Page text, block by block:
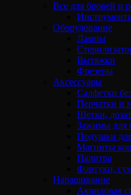
Все для бровей и
Оборудование
Лампы
Вытяжки
Фрезеры
Аксессуары
Салфетки
Перчатки и
Щетки,
Зажимы для
Подушки
Магниты
Палитра
Фартуки,
Наращивание
Акриловая